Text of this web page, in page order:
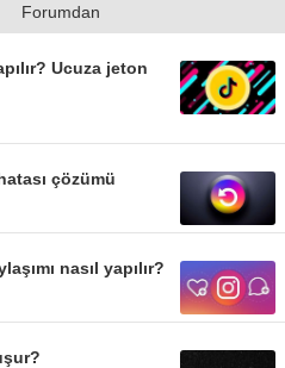
Forumdan
Ucuza jeton
çözümü
nasıl yapılır?